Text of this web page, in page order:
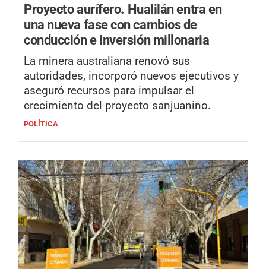
Proyecto aurífero. Hualilán entra en
una nueva fase con cambios de
conducción e inversión millonaria
La minera australiana renovó sus
autoridades, incorporó nuevos ejecutivos y
aseguró recursos para impulsar el
crecimiento del proyecto sanjuanino.
POLÍTICA